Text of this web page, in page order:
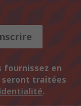
fournissez en
seront traitées
.